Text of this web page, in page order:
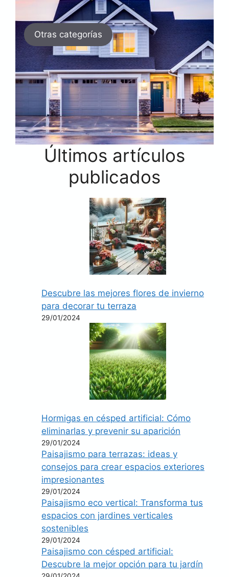
Otras categorías
Últimos artículos
publicados
Descubre las mejores flores de invierno
para decorar tu terraza
29/01/2024
Hormigas en césped artificial: Cómo
eliminarlas y prevenir su aparición
29/01/2024
Paisajismo para terrazas: ideas y
consejos para crear espacios exteriores
impresionantes
29/01/2024
Paisajismo eco vertical: Transforma tus
espacios con jardines verticales
sostenibles
29/01/2024
Paisajismo con césped artificial:
Descubre la mejor opción para tu jardín